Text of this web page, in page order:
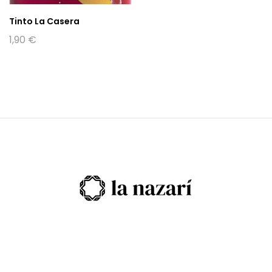
Tinto La Casera
1,90 €